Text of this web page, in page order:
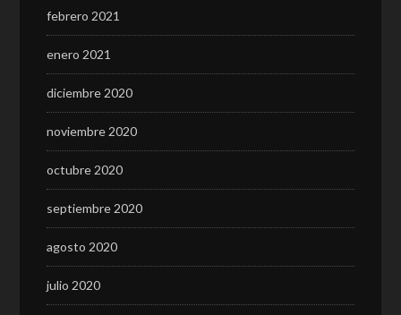
febrero 2021
enero 2021
diciembre 2020
noviembre 2020
octubre 2020
septiembre 2020
agosto 2020
julio 2020